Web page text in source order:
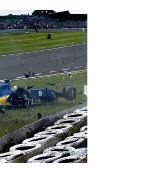
za 19:00 - 20:00
zo 17:00 - 19:00